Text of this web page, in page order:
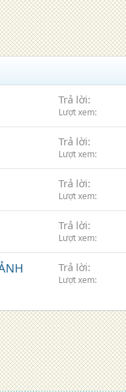
Trả lời
Lượt xem
Trả lời
Lượt xem
Trả lời
Lượt xem
Trả lời
Lượt xem
Trả lời
Lượt xem